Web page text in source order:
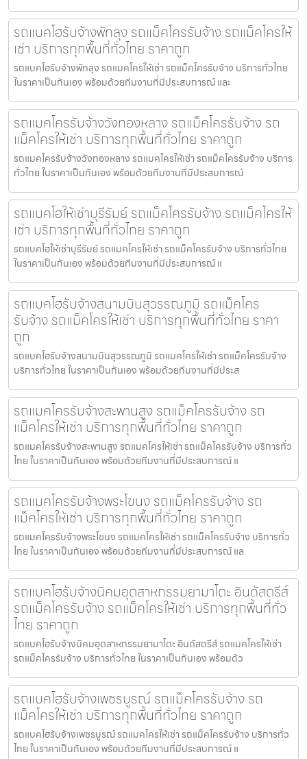
รถแบคโฮรับจ้างพัทลุง รถแม็คโครรับจ้าง รถแม็คโครให้
เช่า บริการทุกพื้นที่ทั่วไทย ราคาถูก
รถแบคโฮรับจ้างพัทลุง รถแมคโครให้เช่า รถแม็คโครรับจ้าง บริการทั่วไทย
ในราคาเป็นกันเอง พร้อมด้วยทีมงานที่มีประสบการณ์ และ
รถแมคโครรับจ้างวังทองหลาง รถแม็คโครรับจ้าง รถ
แม็คโครให้เช่า บริการทุกพื้นที่ทั่วไทย ราคาถูก
รถแมคโครรับจ้างวังทองหลาง รถแมคโครให้เช่า รถแม็คโครรับจ้าง บริการ
ทั่วไทย ในราคาเป็นกันเอง พร้อมด้วยทีมงานที่มีประสบการณ์
รถแบคโฮให้เช่าบุรีรัมย์ รถแม็คโครรับจ้าง รถแม็คโครให้
เช่า บริการทุกพื้นที่ทั่วไทย ราคาถูก
รถแบคโฮให้เช่าบุรีรัมย์ รถแมคโครให้เช่า รถแม็คโครรับจ้าง บริการทั่วไทย
ในราคาเป็นกันเอง พร้อมด้วยทีมงานที่มีประสบการณ์ แ
รถแบคโฮรับจ้างสนามบินสุวรรณภูมิ รถแม็คโคร
รับจ้าง รถแม็คโครให้เช่า บริการทุกพื้นที่ทั่วไทย ราคา
ถูก
รถแบคโฮรับจ้างสนามบินสุวรรณภูมิ รถแมคโครให้เช่า รถแม็คโครรับจ้าง
บริการทั่วไทย ในราคาเป็นกันเอง พร้อมด้วยทีมงานที่มีประส
รถแมคโครรับจ้างสะพานสูง รถแม็คโครรับจ้าง รถ
แม็คโครให้เช่า บริการทุกพื้นที่ทั่วไทย ราคาถูก
รถแมคโครรับจ้างสะพานสูง รถแมคโครให้เช่า รถแม็คโครรับจ้าง บริการทั่ว
ไทย ในราคาเป็นกันเอง พร้อมด้วยทีมงานที่มีประสบการณ์ แ
รถแมคโครรับจ้างพระโขนง รถแม็คโครรับจ้าง รถ
แม็คโครให้เช่า บริการทุกพื้นที่ทั่วไทย ราคาถูก
รถแมคโครรับจ้างพระโขนง รถแมคโครให้เช่า รถแม็คโครรับจ้าง บริการทั่ว
ไทย ในราคาเป็นกันเอง พร้อมด้วยทีมงานที่มีประสบการณ์ แล
รถแบคโฮรับจ้างนิคมอุตสาหกรรมยามาโตะ อินดัสตรีส์
รถแม็คโครรับจ้าง รถแม็คโครให้เช่า บริการทุกพื้นที่ทั่ว
ไทย ราคาถูก
รถแบคโฮรับจ้างนิคมอุตสาหกรรมยามาโตะ อินดัสตรีส์ รถแมคโครให้เช่า
รถแม็คโครรับจ้าง บริการทั่วไทย ในราคาเป็นกันเอง พร้อมด้ว
รถแบคโฮรับจ้างเพชรบูรณ์ รถแม็คโครรับจ้าง รถ
แม็คโครให้เช่า บริการทุกพื้นที่ทั่วไทย ราคาถูก
รถแบคโฮรับจ้างเพชรบูรณ์ รถแมคโครให้เช่า รถแม็คโครรับจ้าง บริการทั่ว
ไทย ในราคาเป็นกันเอง พร้อมด้วยทีมงานที่มีประสบการณ์ แ